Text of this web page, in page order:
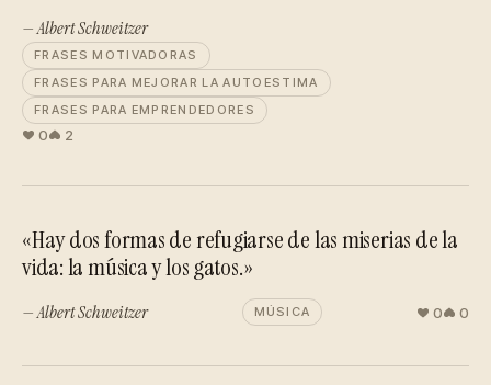
— Albert Schweitzer
FRASES MOTIVADORAS
FRASES PARA MEJORAR LA AUTOESTIMA
FRASES PARA EMPRENDEDORES
0 2
«Hay dos formas de refugiarse de las miserias de la
vida: la música y los gatos.»
— Albert Schweitzer MÚSICA 0 0